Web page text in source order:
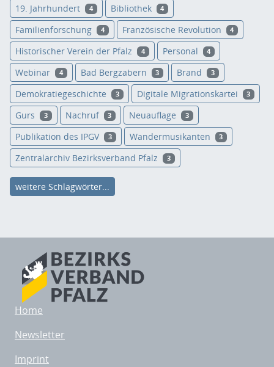
19. Jahrhundert 4 Bibliothek 4
Familienforschung 4 Französische Revolution 4
Historischer Verein der Pfalz 4 Personal 4
Webinar 4 Bad Bergzabern 3 Brand 3
Demokratiegeschichte 3 Digitale Migrationskartei 3
Gurs 3 Nachruf 3 Neuauflage 3
Publikation des IPGV 3 Wandermusikanten 3
Zentralarchiv Bezirksverband Pfalz 3
weitere Schlagwörter...
Home
Newsletter
Imprint